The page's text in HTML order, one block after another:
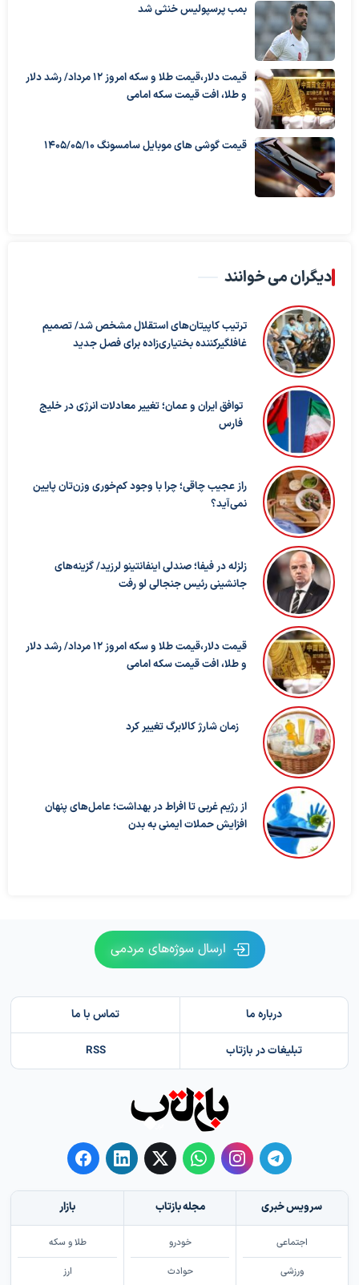
بمب پرسپولیس خنثی شد
قیمت دلار،قیمت طلا و سکه امروز ۱۲ مرداد/ رشد دلار
و طلا، افت قیمت سکه امامی
قیمت گوشی های موبایل سامسونگ 1405/05/10
دیگران می خوانند
ترتیب کاپیتان‌های استقلال مشخص شد/ تصمیم
غافلگیرکننده بختیاری‌زاده برای فصل جدید
توافق ایران و عمان؛ تغییر معادلات انرژی در خلیج
فارس
راز عجیب چاقی؛ چرا با وجود کم‌خوری وزن‌تان پایین
نمی‌آید؟
زلزله در فیفا؛ صندلی اینفانتینو لرزید/ گزینه‌های
جانشینی رئیس جنجالی لو رفت
قیمت دلار،قیمت طلا و سکه امروز ۱۲ مرداد/ رشد دلار
و طلا، افت قیمت سکه امامی
زمان شارژ کالابرگ تغییر کرد
از رژیم غربی تا افراط در بهداشت؛ عامل‌های پنهان
افزایش حملات ایمنی به بدن
ارسال سوژه‌های مردمی
درباره ما تماس با ما
تبلیغات در بازتاب RSS
سرویس خبری
اجتماعی
ورزشی
مجله بازتاب
خودرو
حوادث
بازار
طلا و سکه
ارز